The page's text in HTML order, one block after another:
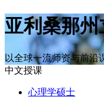
亚利桑那
以全球一流师资与前沿
中文授课
心理学硕士